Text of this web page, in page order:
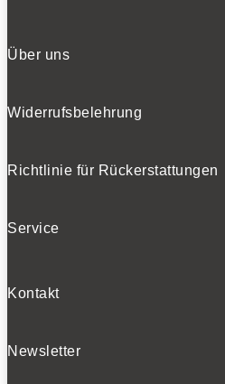
Über uns
Widerrufsbelehrung
Richtlinie für Rückerstattungen
Service
Kontakt
Newsletter